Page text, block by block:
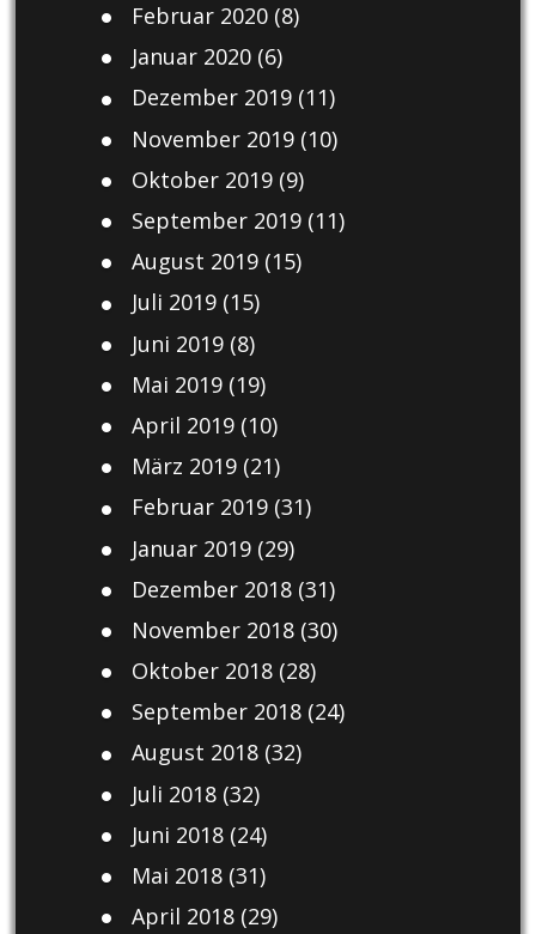
Februar 2020(8)
Januar 2020(6)
Dezember 2019(11)
November 2019(10)
Oktober 2019(9)
September 2019(11)
August 2019(15)
Juli 2019(15)
Juni 2019(8)
Mai 2019(19)
April 2019(10)
März 2019(21)
Februar 2019(31)
Januar 2019(29)
Dezember 2018(31)
November 2018(30)
Oktober 2018(28)
September 2018(24)
August 2018(32)
Juli 2018(32)
Juni 2018(24)
Mai 2018(31)
April 2018(29)